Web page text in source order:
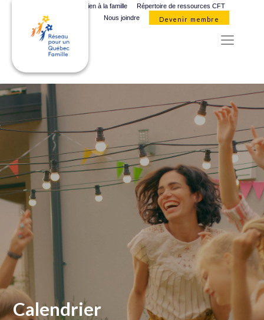
Organismes de soutien à la famille
Répertoire de ressources CFT
Nous joindre
Devenir membre
Calendrier